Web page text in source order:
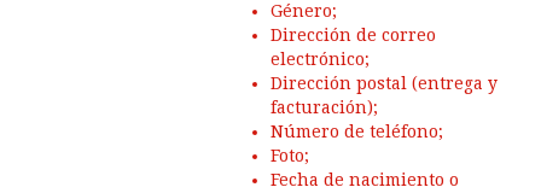
Género;
Dirección de correo
electrónico;
Dirección postal (entrega y
facturación);
Número de teléfono;
Foto;
Fecha de nacimiento o